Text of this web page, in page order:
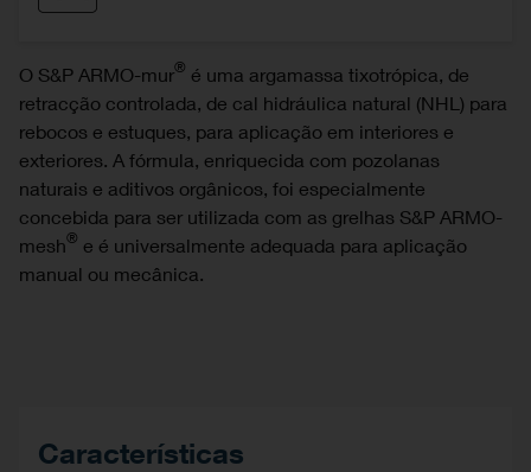
O S&P ARMO-mur® é uma argamassa tixotrópica, de
retracção controlada, de cal hidráulica natural (NHL) para
rebocos e estuques, para aplicação em interiores e
exteriores. A fórmula, enriquecida com pozolanas
naturais e aditivos orgânicos, foi especialmente
concebida para ser utilizada com as grelhas S&P ARMO-
mesh® e é universalmente adequada para aplicação
manual ou mecânica.
Características